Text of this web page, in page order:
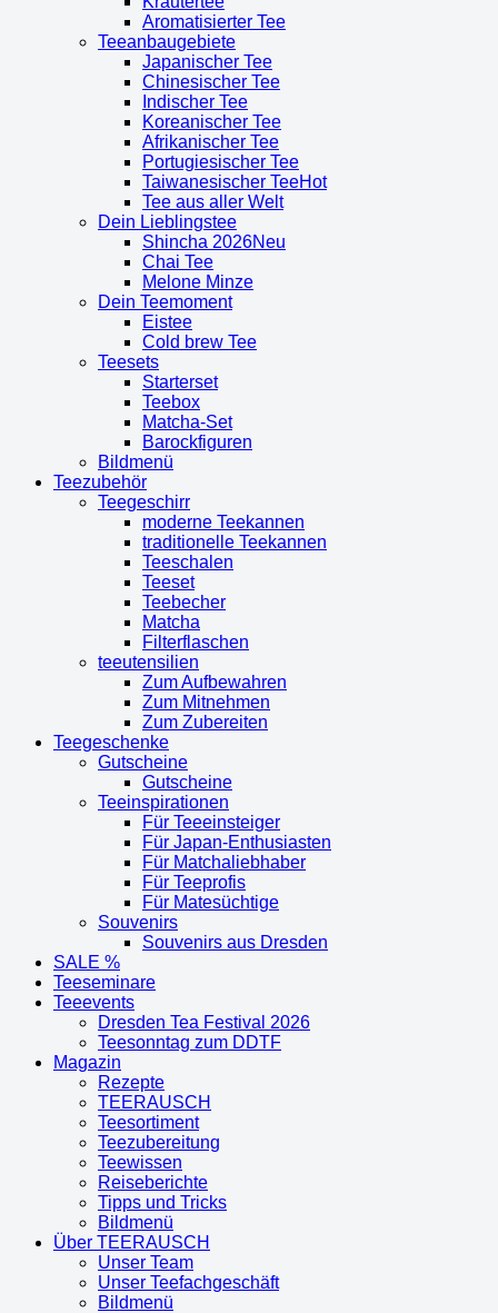
Aromatisierter Tee
Teeanbaugebiete
Japanischer Tee
Chinesischer Tee
Indischer Tee
Koreanischer Tee
Afrikanischer Tee
Portugiesischer Tee
Taiwanesischer Tee
Tee aus aller Welt
Dein Lieblingstee
Shincha 2026
Chai Tee
Melone Minze
Dein Teemoment
Eistee
Cold brew Tee
Teesets
Starterset
Teebox
Matcha-Set
Barockfiguren
Bildmenü
Teezubehör
Teegeschirr
moderne Teekannen
traditionelle Teekannen
Teeschalen
Teeset
Teebecher
Matcha
Filterflaschen
teeutensilien
Zum Aufbewahren
Zum Mitnehmen
Zum Zubereiten
Teegeschenke
Gutscheine
Gutscheine
Teeinspirationen
Für Teeeinsteiger
Für Japan-Enthusiasten
Für Matchaliebhaber
Für Teeprofis
Für Matesüchtige
Souvenirs
Souvenirs aus Dresden
SALE %
Teeseminare
Teeevents
Dresden Tea Festival 2026
Teesonntag zum DDTF
Magazin
Rezepte
TEERAUSCH
Teesortiment
Teezubereitung
Teewissen
Reiseberichte
Tipps und Tricks
Bildmenü
Über TEERAUSCH
Unser Team
Unser Teefachgeschäft
Bildmenü